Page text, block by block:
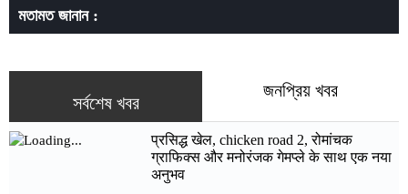
মতামত জানান :
সর্বশেষ খবর
জনপ্রিয় খবর
प्रसिद्ध खेल, chicken road 2, रोमांचक
ग्राफिक्स और मनोरंजक गेमप्ले के साथ एक नया
अनुभव